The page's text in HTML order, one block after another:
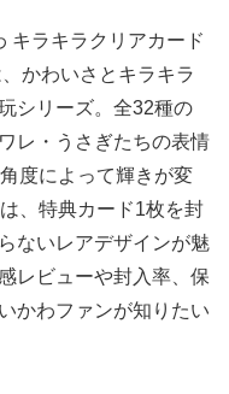
キラキラクリアカード
かわいさとキラキラ
シリーズ。全32種の
レ・うさぎたちの表情
度によって輝きが変
、特典カード1枚を封
ないレアデザインが魅
レビューや封入率、保
かわファンが知りたい